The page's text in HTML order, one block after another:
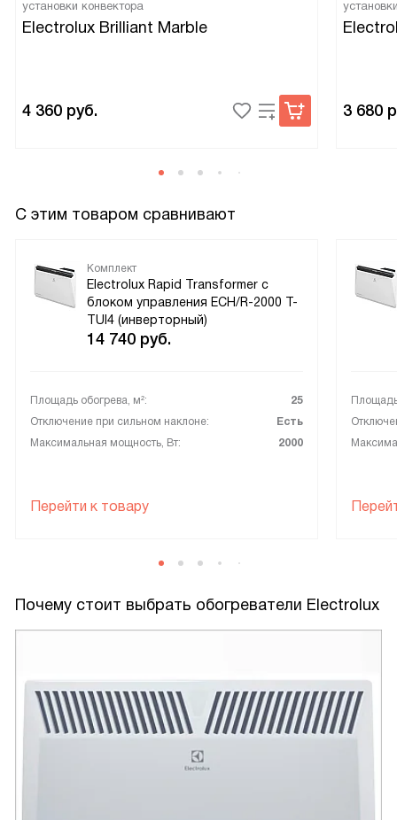
вписался в нишу без лишних забот. Я доволен покупкой. В
установки конвектора
Electrolux Brilliant Marble
4 360 руб. 3 680
С этим товаром сравнивают
Комплект
Electrolux Rapid Transformer с
блоком управления ECH/R-2000 T-
TUI4 (инверторный)
14 740 руб.
Площадь обогрева, м²:
25
Отключение при сильном наклоне:
Есть
Максимальная мощность, Вт:
2000
Перейти к товару
Почему стоит выбрать обогреватели Electrolux